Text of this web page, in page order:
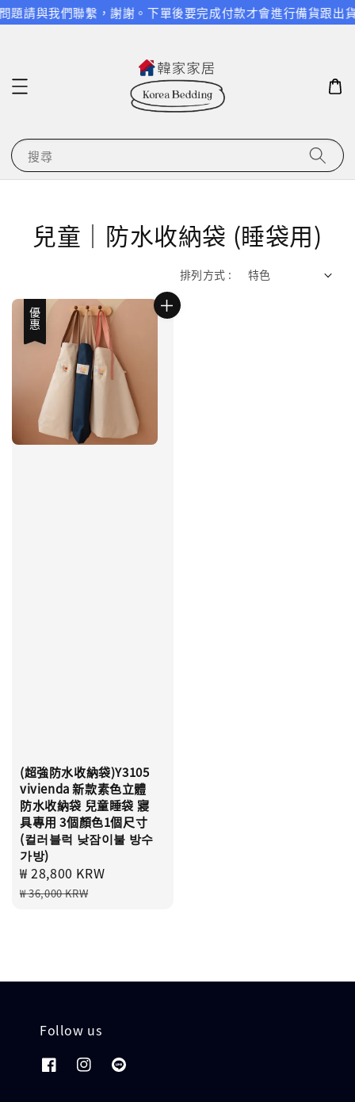
請與我們聯繫，謝謝。下單後要完成付款才會進行備貨跟出
搜尋
兒童｜防水收納袋 (睡袋用)
排列方式 :
優惠
(超強防水收納袋)Y3105
vivienda 新款素色立體
防水收納袋 兒童睡袋 寢
具專用 3個顏色1個尺寸
(컬러블럭 낮잠이불 방수
가방)
Sale
price
₩ 28,800 KRW
₩ 36,000 KRW
Follow us